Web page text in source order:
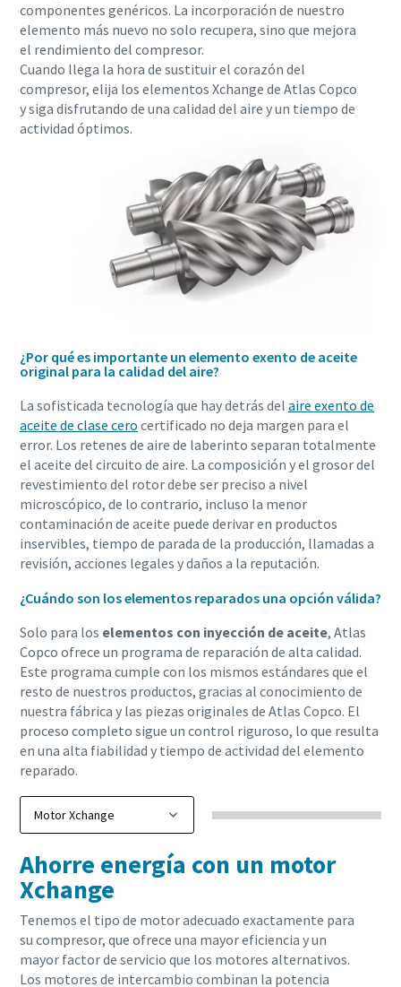
componentes genéricos. La incorporación de nuestro
elemento más nuevo no solo recupera, sino que mejora
el rendimiento del compresor.
Cuando llega la hora de sustituir el corazón del
compresor, elija los elementos Xchange de Atlas Copco
y siga disfrutando de una calidad del aire y un tiempo de
actividad óptimos.
¿Por qué es importante un elemento exento de aceite
original para la calidad del aire?
La sofisticada tecnología que hay detrás del aire exento de
aceite de clase cero certificado no deja margen para el
error. Los retenes de aire de laberinto separan totalmente
el aceite del circuito de aire. La composición y el grosor del
revestimiento del rotor debe ser preciso a nivel
microscópico, de lo contrario, incluso la menor
contaminación de aceite puede derivar en productos
inservibles, tiempo de parada de la producción, llamadas a
revisión, acciones legales y daños a la reputación.
¿Cuándo son los elementos reparados una opción válida?
Solo para los elementos con inyección de aceite, Atlas
Copco ofrece un programa de reparación de alta calidad.
Este programa cumple con los mismos estándares que el
resto de nuestros productos, gracias al conocimiento de
nuestra fábrica y las piezas originales de Atlas Copco. El
proceso completo sigue un control riguroso, lo que resulta
en una alta fiabilidad y tiempo de actividad del elemento
reparado.
Ahorre energía con un motor
Xchange
Tenemos el tipo de motor adecuado exactamente para
su compresor, que ofrece una mayor eficiencia y un
mayor factor de servicio que los motores alternativos.
Los motores de intercambio combinan la potencia